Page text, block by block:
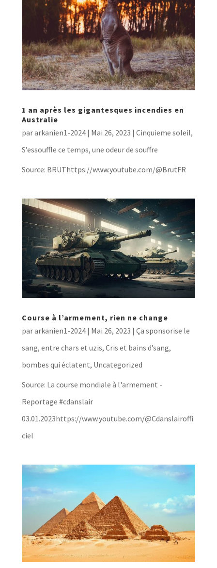
1 an après les gigantesques incendies en
Australie
pararkanien1-2024| Mai 26, 2023 | Cinquieme soleil,
S’essouffle ce temps, une odeur de souffre
Source: BRUThttps://www.youtube.com/@BrutFR
Course à l’armement, rien ne change
pararkanien1-2024| Mai 26, 2023 | Ça sponsorise le
sang, entre chars et uzis, Cris et bains d’sang,
bombes qui éclatent, Uncategorized
Source: La course mondiale à l'armement -
Reportage #cdanslair
03.01.2023https://www.youtube.com/@Cdanslairoffi
ciel